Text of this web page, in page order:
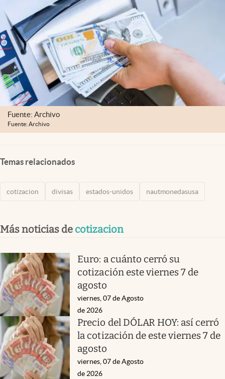
USA
Fuente: Archivo
Fuente: Archivo
Temas relacionados
cotizacion divisas estados-unidos nautmonedasusa
Más noticias de cotizacion
Euro: a cuánto cerró su
cotización este viernes 7 de
agosto
viernes, 07 de Agosto
de 2026
Precio del DÓLAR HOY: así cerró
la cotización de este viernes 7 de
agosto
viernes, 07 de Agosto
de 2026